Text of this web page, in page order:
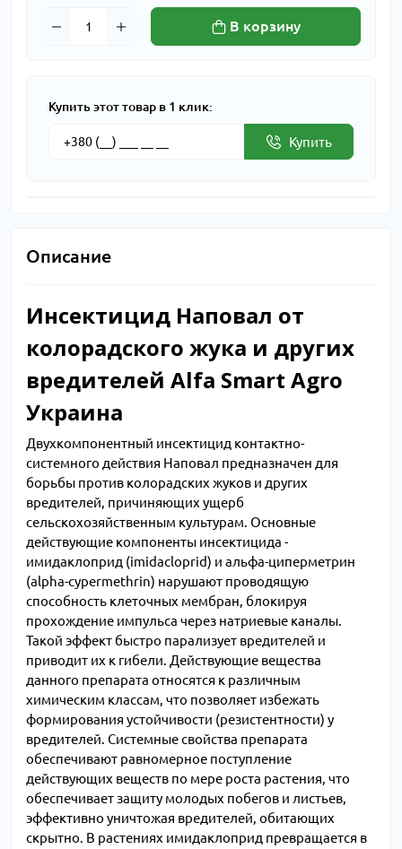
В корзину
Купить этот товар в 1 клик:
Купить
Описание
Инсектицид Наповал от
колорадского жука и других
вредителей Alfa Smart Agro
Украина
Двухкомпонентный инсектицид контактно-
системного действия Наповал предназначен для
борьбы против колорадских жуков и других
вредителей, причиняющих ущерб
сельскохозяйственным культурам. Основные
действующие компоненты инсектицида -
имидаклоприд (іmidacloprid) и альфа-циперметрин
(аlpha-cypermethrin) нарушают проводящую
способность клеточных мембран, блокируя
прохождение импульса через натриевые каналы.
Такой эффект быстро парализует вредителей и
приводит их к гибели. Действующие вещества
данного препарата относятся к различным
химическим классам, что позволяет избежать
формирования устойчивости (резистентности) у
вредителей. Системные свойства препарата
обеспечивают равномерное поступление
действующих веществ по мере роста растения, что
обеспечивает защиту молодых побегов и листьев,
эффективно уничтожая вредителей, обитающих
скрытно. В растениях имидаклоприд превращается в